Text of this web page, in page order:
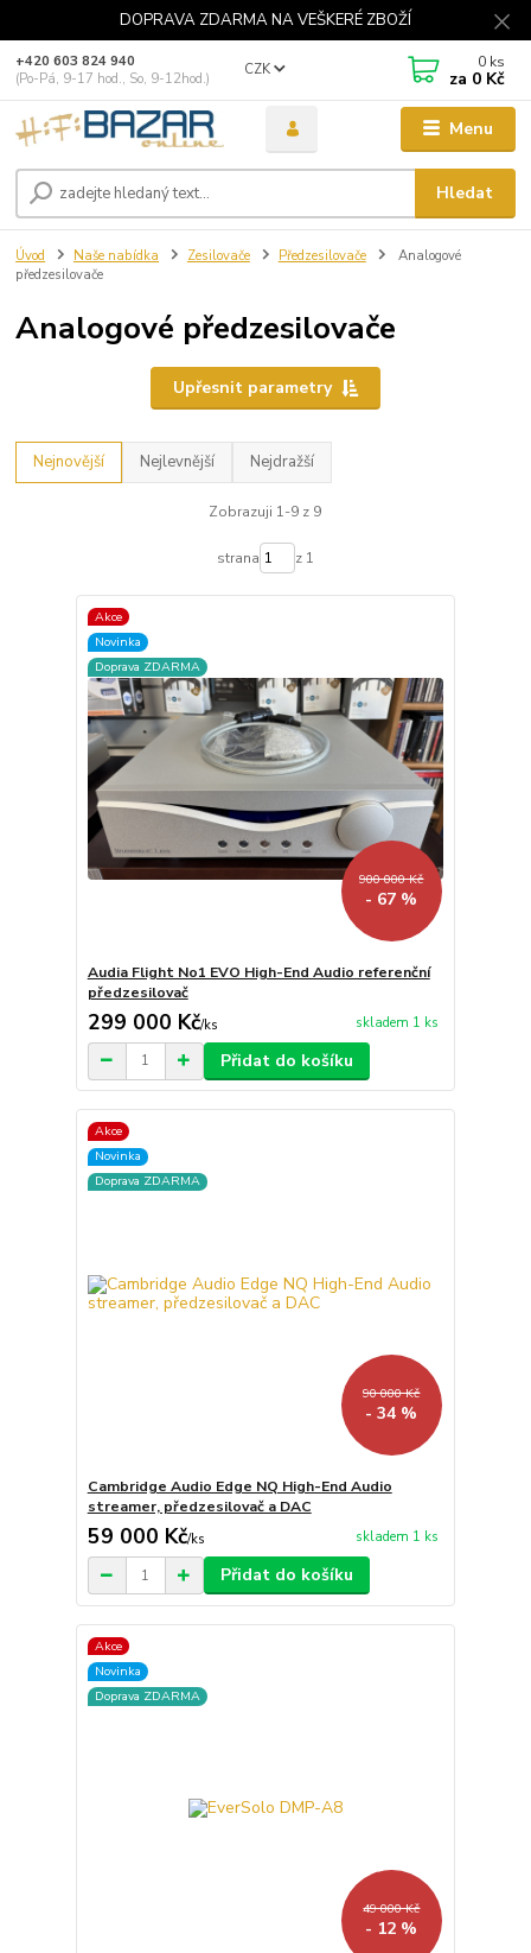
DOPRAVA ZDARMA NA VEŠKERÉ ZBOŽÍ
Menu
CZK
Hledat
+420 603 824 940
(Po-Pá, 9-17 hod., So, 9-12hod.)
0 ks
za 0 Kč
Úvod Naše nabídka Zesilovače Předzesilovače
Analogové
předzesilovače
Analogové předzesilovače
Upřesnit parametry
Nejnovější Nejlevnější Nejdražší
Zobrazuji 1-9 z 9
strana z 1
Akce
Novinka
Doprava ZDARMA
900 000 Kč
- 67 %
Audia Flight No1 EVO High-End Audio referenční
předzesilovač
299 000 Kč/ks skladem 1 ks
Přidat do košíku
Akce
Novinka
Doprava ZDARMA
90 000 Kč
- 34 %
Cambridge Audio Edge NQ High-End Audio
streamer, předzesilovač a DAC
59 000 Kč/ks skladem 1 ks
Přidat do košíku
Akce
Novinka
Doprava ZDARMA
49 000 Kč
- 12 %